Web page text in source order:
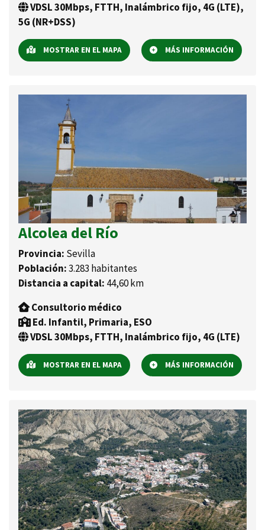
VDSL 30Mbps, FTTH, Inalámbrico fijo, 4G (LTE),
5G (NR+DSS)
MOSTRAR EN EL MAPA MÁS INFORMACIÓN
Alcolea del Río
Provincia: Sevilla
Población:3.283 habitantes
Distancia a capital: 44,60 km
Consultorio médico
Ed. Infantil, Primaria, ESO
VDSL 30Mbps, FTTH, Inalámbrico fijo, 4G (LTE)
MOSTRAR EN EL MAPA MÁS INFORMACIÓN